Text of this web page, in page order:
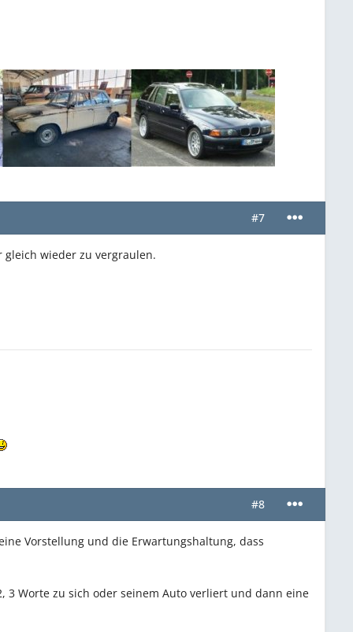
#7
wieder zu vergraulen.
#8
Vorstellung und die Erwartungshaltung, dass
3 Worte zu sich oder seinem Auto verliert und dann eine